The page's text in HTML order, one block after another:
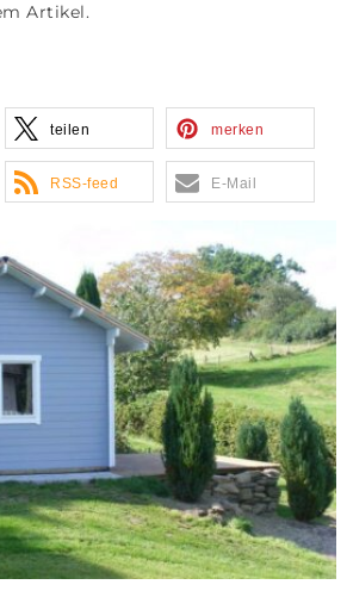
Artikel.
teilen merken
RSS-feed E-Mail